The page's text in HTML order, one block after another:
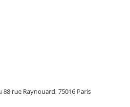
88 rue Raynouard, 75016 Paris